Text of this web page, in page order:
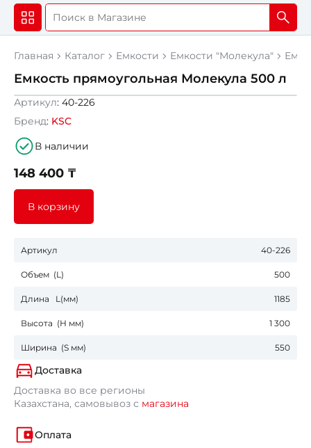
Главная Каталог Емкости Емкости "Молекула"
Емкость прямоугольная Молекула 500 л
Артикул: 40-226
Бренд: KSC
В наличии
148 400 ₸
В корзину
Артикул 40-226
Объем (L) 500
Длина L(мм) 1185
Высота (Н мм) 1 300
Ширина (S мм) 550
Доставка
Доставка во все регионы
Казахстана, самовывоз с магазина
Оплата